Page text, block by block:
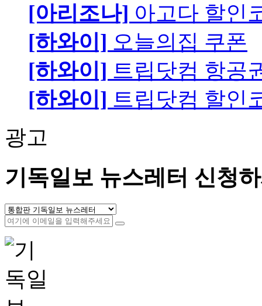
[아리조나] 아고다 할인
[하와이] 오늘의집 쿠폰
[하와이] 트립닷컴 항공
[하와이] 트립닷컴 할인
광고
기독일보 뉴스레터 신청